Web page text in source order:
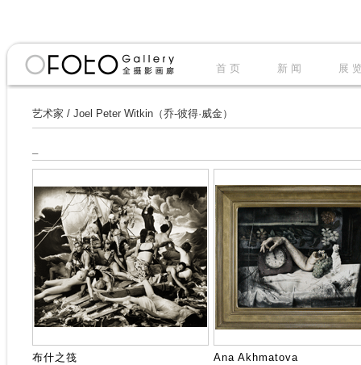
首 页 新 闻 展
艺术家 / Joel Peter Witkin（乔-彼得·威金）
布什之筏 Ana Akhmatova